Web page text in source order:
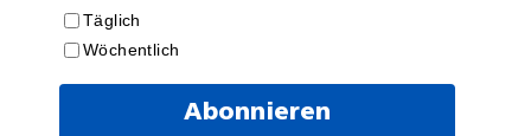
Täglich
Wöchentlich